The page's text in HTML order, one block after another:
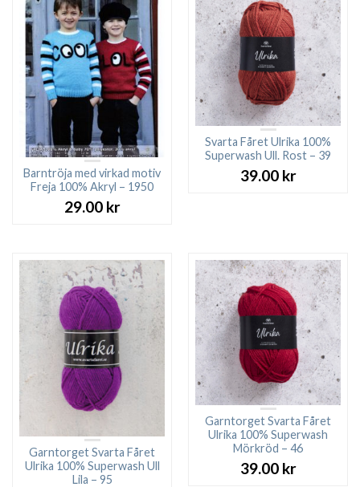
Barntröja med virkad motiv
Freja 100% Akryl – 1950
29.00 kr
Svarta Fåret Ulrika 100%
Superwash Ull. Rost – 39
39.00 kr
Garntorget Svarta Fåret
Ulrika 100% Superwash Ull
Lila – 95
Garntorget Svarta Fåret
Ulrika 100% Superwash
Mörkröd – 46
39.00 kr